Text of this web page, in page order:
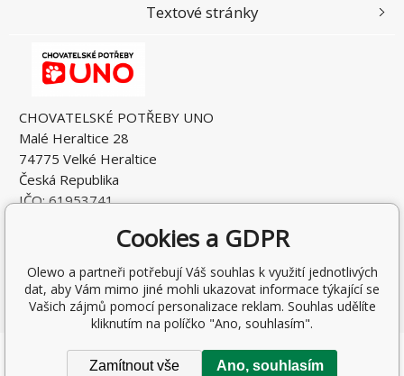
CHOVATELSKÉ POTŘEBY UNO
Malé Heraltice 28
74775 Velké Heraltice
Česká Republika
IČO: 61953741
Textové stránky
Copyright © 2026 Rostislav Hňátek
Cookies a GDPR
Olewo a partneři potřebují Váš souhlas k využití jednotlivých
dat, aby Vám mimo jiné mohli ukazovat informace týkající se
Vašich zájmů pomocí personalizace reklam. Souhlas udělíte
kliknutím na políčko "Ano, souhlasím".
Zamítnout vše Ano, souhlasím